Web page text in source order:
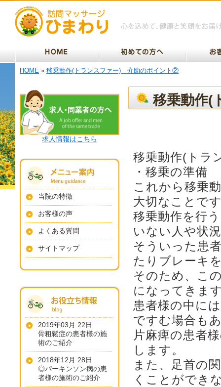
HOME » 移乗動作(トランスファー) 介助のポイント②
移乗動作
移乗動作(ト
・移乗の準備
これから移乗
大切なことで
移乗動作を行
いない人や状
そういった患
たりブレーキ
そのため、こ
になってきま
患者様の中に
ですむ場合も
片麻痺の患者
します。
また、足首の
くことができ
求人情報はこちら
当院の特徴
お客様の声
よくある質問
サイトマップ
2019年03月 22日
骨粗鬆症の患者様の施
術のご紹介
2018年12月 28日
◎パーキンソン病の患
者様の施術のご紹介